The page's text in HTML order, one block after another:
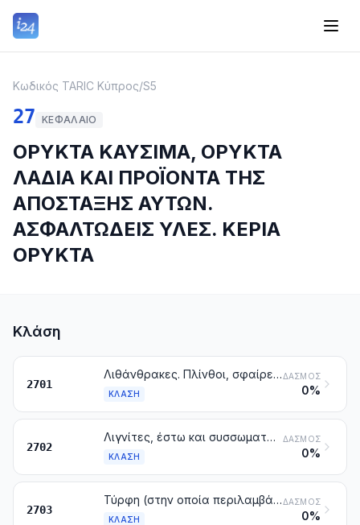
Κωδικός TARIC Κύπρος/S5
27 ΚΕΦΆΛΑΙΟ
ΟΡΥΚΤΑ ΚΑΥΣΙΜΑ, ΟΡΥΚΤΑ
ΛΑΔΙΑ ΚΑΙ ΠΡΟΪΟΝΤΑ ΤΗΣ
ΑΠΟΣΤΑΞΗΣ ΑΥΤΩΝ.
ΑΣΦΑΛΤΩΔΕΙΣ ΥΛΕΣ. ΚΕΡΙΑ
ΟΡΥΚΤΑ
Κλάση
2701
Λιθάνθρακες. Πλίνθοι, σφαίρες και παρόμοια στερεά καύσιμα που λαμβάνονται από τον λιθάνθρακα
ΚΛΆΣΗ
ΔΑΣΜΌΣ
0%
2702
Λιγνίτες, έστω και συσσωματωμένοι, με εξαίρεση το γαγάτη
ΚΛΆΣΗ
ΔΑΣΜΌΣ
0%
2703
Τύρφη (στην οποία περιλαμβάνεται και η τύρφη για επίστρωση στάβλων), έστω και συσσωματωμένη
ΚΛΆΣΗ
ΔΑΣΜΌΣ
0%